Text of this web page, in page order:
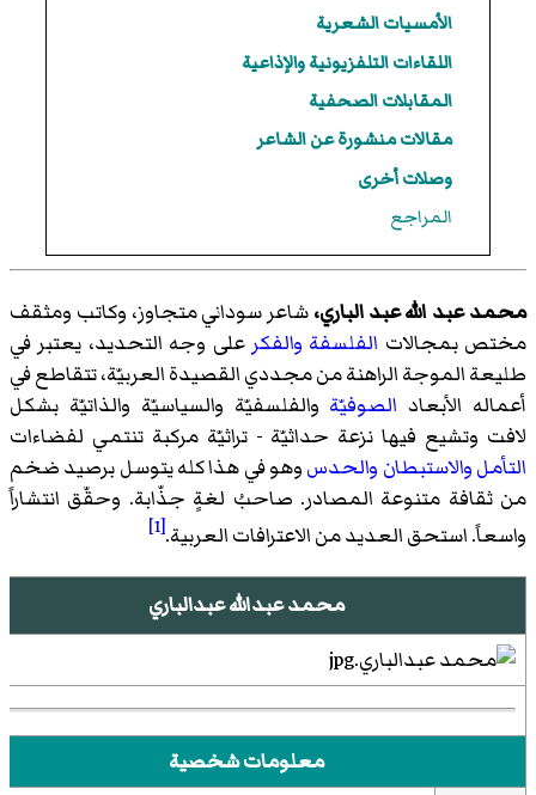
الأمسيات الشعرية
اللقاءات التلفزيونية والإذاعية
المقابلات الصحفية
مقالات منشورة عن الشاعر
وصلات أخرى
المراجع
محمد عبد الله عبد الباري،شاعر سوداني متجاوز، وكاتب ومثقف
مختص بمجالات الفلسفة والفكر على وجه التحديد، يعتبر في
طليعة الموجة الراهنة من مجددي القصيدة العربيّة، تتقاطع في
أعماله الأبعاد الصوفيّة والفلسفيّة والسياسيّة والذاتيّة بشكل
لافت وتشيع فيها نزعة حداثيّة - تراثيّة مركبة تنتمي لفضاءات
التأملوالاستبطان والحدسوهو في هذا كله يتوسل برصيد ضخم
من ثقافة متنوعة المصادر. صاحبُ لغةٍ جذّابة. وحقّق انتشاراً
واسعاً. استحق العديد من الاعترافات العربية.[1]
محمد عبدالله عبدالباري
معلومات شخصية